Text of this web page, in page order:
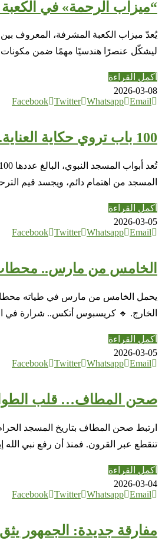
“ميزاب الرحمة» في الكعبة
يُعدّ ميزاب الكعبة المشرفة، المعروف
ليشكّل عنصرًا هندسيًا مهمًا ضمن مكونات
أكمل القراءة
2026-03-08
Facebook Twitter Whatsapp Email
100 باب تروي حكاية العناية.. أبواب المسجد النبوي تحفٌ هندسية تنطق بالجمال
المسجد من اهتمام دائم، ويجسد قيم
أكمل القراءة
2026-03-05
Facebook Twitter Whatsapp Email
الخامس من مارس.. محطات
يحمل الخامس من مارس في طياته محطات
الخارج. 🔹 كريسبوس أتكس.. شرارة في الثورة الأمريكية في 5 مارس 1770، قُتل
أكمل القراءة
2026-03-05
Facebook Twitter Whatsapp Email
صحن المطاف… قلب الطواف
ارتبط صحن المطاف بتاريخ المسجد
تنقطع عبر القرون. فمنذ أن رفع نبي
أكمل القراءة
2026-03-04
Facebook Twitter Whatsapp Email
مفارقة جديدة: الجمهور